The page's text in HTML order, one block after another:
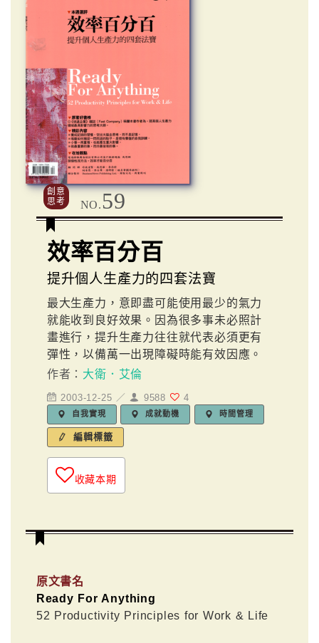
創意
思考
NO. 59
效率百分百
提升個人生產力的四套法寶
最大生產力，意即盡可能使用最少的氣力
就能收到良好效果。因為很多事未必照計
畫進行，提升生產力往往就代表必須更有
彈性，以備萬一出現障礙時能有效因應。
作者： 大衛．艾倫
2003-12-25 ／ 9588 4
自我實現 成就動機 時間管理
編輯標籤
收藏本期
原文書名
Ready For Anything
52 Productivity Principles for Work & Life